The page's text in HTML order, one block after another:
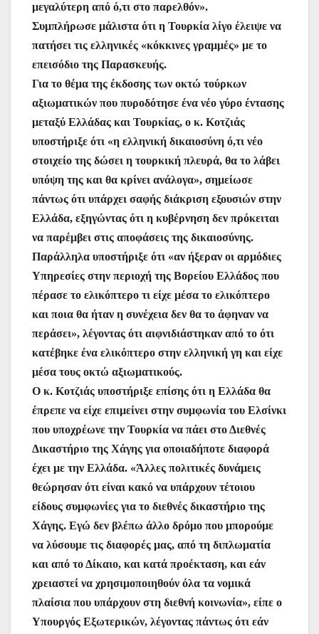
μεγαλύτερη από ό,τι στο παρελθόν».
Συμπλήρωσε μάλιστα ότι η Τουρκία λίγο έλειψε να
πατήσει τις ελληνικές «κόκκινες γραμμές» με το
επεισόδιο της Παρασκευής.
Για το θέμα της έκδοσης των οκτώ τούρκων
αξιωματικών που πυροδότησε ένα νέο γύρο έντασης
μεταξύ Ελλάδας και Τουρκίας, ο κ. Κοτζιάς
υποστήριξε ότι «η ελληνική δικαιοσύνη ό,τι νέο
στοιχείο της δώσει η τουρκική πλευρά, θα το λάβει
υπόψη της και θα κρίνει ανάλογα», σημείωσε
πάντως ότι υπάρχει σαφής διάκριση εξουσιών στην
Ελλάδα, εξηγώντας ότι η κυβέρνηση δεν πρόκειται
να παρέμβει στις αποφάσεις της δικαιοσύνης.
Παράλληλα υποστήριξε ότι «αν ήξεραν οι αρμόδιες
Υπηρεσίες στην περιοχή της Βορείου Ελλάδος που
πέρασε το ελικόπτερο τι είχε μέσα το ελικόπτερο
και ποια θα ήταν η συνέχεια δεν θα το άφηναν να
περάσει», λέγοντας ότι αιφνιδιάστηκαν από το ότι
κατέβηκε ένα ελικόπτερο στην ελληνική γη και είχε
μέσα τους οκτώ αξιωματικούς.
Ο κ. Κοτζιάς υποστήριξε επίσης ότι η Ελλάδα θα
έπρεπε να είχε επιμείνει στην συμφωνία του Ελσίνκι
που υποχρέωνε την Τουρκία να πάει στο Διεθνές
Δικαστήριο της Χάγης για οποιαδήποτε διαφορά
έχει με την Ελλάδα. «Άλλες πολιτικές δυνάμεις
θεώρησαν ότι είναι κακό να υπάρχουν τέτοιου
είδους συμφωνίες για το διεθνές δικαστήριο της
Χάγης. Εγώ δεν βλέπω άλλο δρόμο που μπορούμε
να λύσουμε τις διαφορές μας, από τη διπλωματία
και από το Δίκαιο, και κατά προέκταση, και εάν
χρειαστεί να χρησιμοποιηθούν όλα τα νομικά
πλαίσια που υπάρχουν στη διεθνή κοινωνία», είπε ο
Υπουργός Εξωτερικών, λέγοντας πάντως ότι εάν